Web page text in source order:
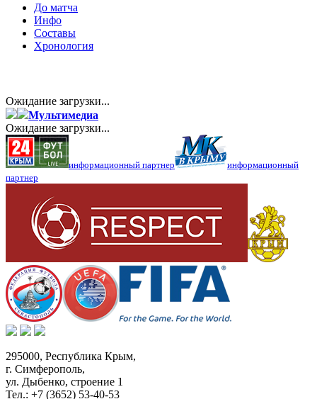
До матча
Инфо
Составы
Хронология
Ожидание загрузки...
Мультимедиа
Ожидание загрузки...
информационный партнер
информационный
партнер
295000, Республика Крым,
г. Симферополь,
ул. Дыбенко, строение 1
Тел.: +7 (3652) 53-40-53